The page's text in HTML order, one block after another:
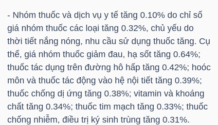
- Nhóm thuốc và dịch vụ y tế tăng 0.10% do chỉ số
giá nhóm thuốc các loại tăng 0.32%, chủ yếu do
thời tiết nắng nóng, nhu cầu sử dụng thuốc tăng. Cụ
thể, giá nhóm thuốc giảm đau, hạ sốt tăng 0.64%;
thuốc tác dụng trên đường hô hấp tăng 0.42%; hoóc
môn và thuốc tác động vào hệ nội tiết tăng 0.39%;
thuốc chống dị ứng tăng 0.38%; vitamin và khoáng
chất tăng 0.34%; thuốc tim mạch tăng 0.33%; thuốc
chống nhiễm, điều trị ký sinh trùng tăng 0.31%.
LƯỢNG
NGUYÊN
VẬT
LIỆU